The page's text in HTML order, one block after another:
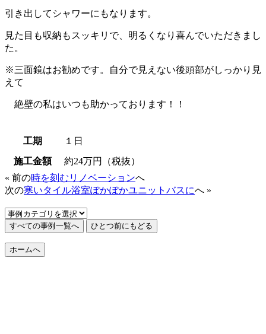
引き出してシャワーにもなります。
見た目も収納もスッキリで、明るくなり喜んでいただきまし
た。
※三面鏡はお勧めです。自分で見えない後頭部がしっかり見
えて
絶壁の私はいつも助かっております！！
工期
１日
施工金額
約24万円（税抜）
« 前の時を刻むリノベーションへ
次の寒いタイル浴室ぽかぽかユニットバスにへ »